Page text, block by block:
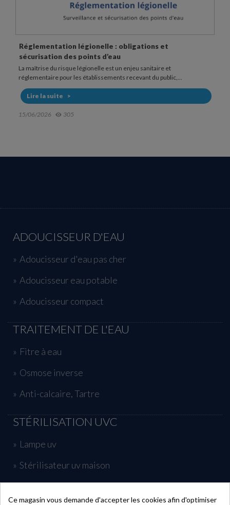
Fonctionnement et usage d’une douchette anti
légionelle
Dans les établissements sensibles, la douche peut représenter un
point d’exposition au risque légionelle. La bactérie...
Lire la suite
20/05/2026 607
ADOUCISSEUR D'EAU
Adoucisseur d'eau pas cher
Adoucisseur eau potable
Adoucisseur compact
TRAITEMENT DE L'EAU
Fitre à eau
Osmose inverse
Anti-calcaire, Tartre
STÉRILISATION UVC
Lampe uv
Stérilisateur uv maison
Traitement uv piscine
Ce magasin vous demande d'accepter les cookies afin d'optimiser